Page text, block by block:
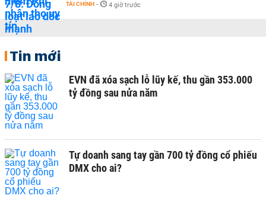
TÀI CHÍNH - 4 giờ trước
Tin mới
EVN đã xóa sạch lỗ lũy kế, thu gần 353.000
tỷ đồng sau nửa năm
Tự doanh sang tay gần 700 tỷ đồng cổ phiếu
DMX cho ai?